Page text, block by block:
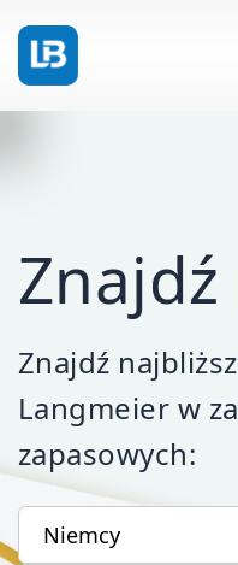
Znajdź
Langmeier w
zapasowych:
Twój kraj
Twój kod